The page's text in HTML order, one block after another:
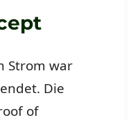
Strom war
Die
of